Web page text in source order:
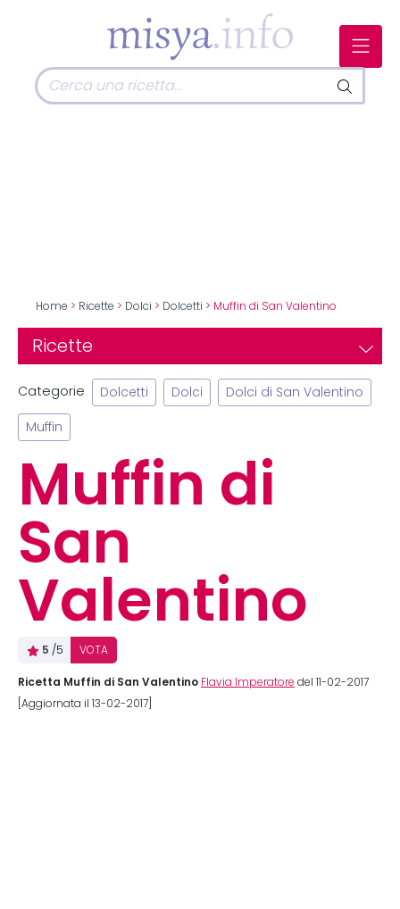
Home > Ricette > Dolci > Dolcetti > Muffin di San Valentino
Ricette
Categorie Dolcetti Dolci Dolci di San Valentino
Muffin
Muffin di
San
Valentino
5 /5 VOTA
Ricetta Muffin di San Valentino Flavia Imperatore del 11-02-2017
[Aggiornata il 13-02-2017]